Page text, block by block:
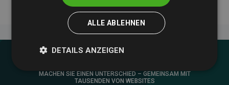
MACHEN SIE EINEN UNTERSCHIED – GEMEINSAM MIT
TAUSENDEN VON WEBSITES
ALLE ABLEHNEN
DETAILS ANZEIGEN